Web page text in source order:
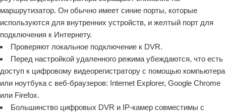
маршрутизатор. Он обычно имеет синие порты, которые
используются для внутренних устройств, и желтый порт для
подключения к Интернету.
Проверяют локальное подключение к DVR.
Перед настройкой удаленного режима убеждаются, что есть
доступ к цифровому видеорегистратору с помощью компьютера
или ноутбука с веб-браузеров: Internet Explorer, Google Chrome
или Firefox.
Большинство цифровых DVR и IP-камер совместимы с